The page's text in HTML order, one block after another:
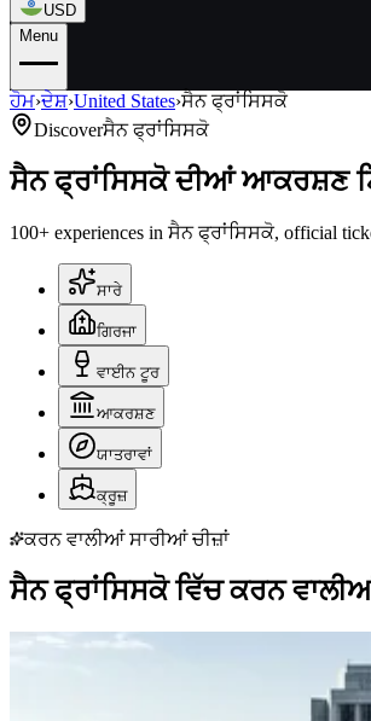
USD
Menu
ਹੋਮ›ਦੇਸ਼›United States›ਸੈਨ ਫ੍ਰਾਂਸਿਸਕੋ
Discoverਸੈਨ ਫ੍ਰਾਂਸਿਸਕੋ
ਸੈਨ ਫ੍ਰਾਂਸਿਸਕੋ ਦੀਆਂ ਆਕਰਸ਼ਣ
100+ experiences in ਸੈਨ ਫ੍ਰਾਂਸਿਸਕੋ, official
ਸਾਰੇ
ਗਿਰਜਾ
ਵਾਈਨ ਟੂਰ
ਆਕਰਸ਼ਣ
ਯਾਤਰਾਵਾਂ
ਕ੍ਰੂਜ਼
ਕਰਨ ਵਾਲੀਆਂ ਸਾਰੀਆਂ ਚੀਜ਼ਾਂ
ਸੈਨ ਫ੍ਰਾਂਸਿਸਕੋ ਵਿੱਚ ਕਰਨ